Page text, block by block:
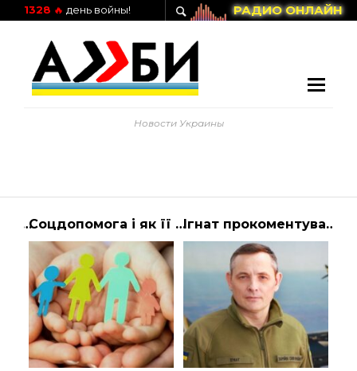
РАДИО ОНЛАЙН
1328 🔥 день войны!
Новости Украины
Демченко розповів, де почали діяти російські диверсанти — в Україні Соцдопомога і як її отримати | Ігнат прокоментував потужну атаку на Київ – як відомо – Україну